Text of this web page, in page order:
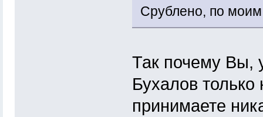
Срублено, по
Так почему Вы,
Бухалов только
принимаете